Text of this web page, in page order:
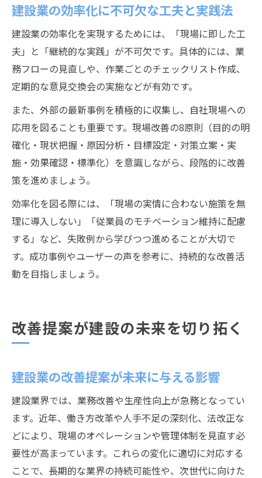
建設業の効率化に不可欠な工夫と実践法
建設業の効率化を実現するためには、「現場に即した工
夫」と「継続的な実践」が不可欠です。具体的には、業
務フローの見直しや、作業ごとのチェックリスト作成、
定期的な意見交換会の実施などが有効です。
また、外部の最新事例を積極的に収集し、自社現場への
応用を図ることも重要です。現場改善の8原則（目的の明
確化・現状把握・原因分析・目標設定・対策立案・実
施・効果確認・標準化）を意識しながら、段階的に改善
策を進めましょう。
効率化を図る際には、「現場の実情に合わない施策を無
理に導入しない」「従業員のモチベーション維持に配慮
する」など、失敗例から学びつつ進めることが大切で
す。成功事例やユーザーの声を参考に、持続的な改善活
動を目指しましょう。
改善提案が建設の未来を切り拓く
建設業の改善提案が未来に与える影響
建設業界では、業務改善や生産性向上が急務となってい
ます。近年、働き方改革や人手不足の深刻化、法改正な
どにより、現場のオペレーションや管理体制を見直す必
要性が高まっています。これらの変化に適切に対応する
ことで、長期的な業界の持続可能性や、次世代に向けた